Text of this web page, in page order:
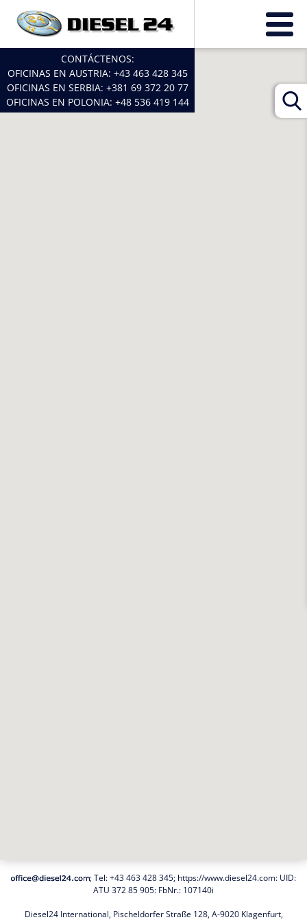
CONTÁCTENOS:
OFICINAS EN AUSTRIA: +43 463 428 345
OFICINAS EN SERBIA: +381 69 372 20 77
OFICINAS EN POLONIA: +48 536 419 144
; Tel:+43 463 428 345; https://www.diesel24.com: UID:
ATU 372 85 905: FbNr.: 107140i
Diesel24 International, Pischeldorfer Straße 128, A-9020 Klagenfurt,